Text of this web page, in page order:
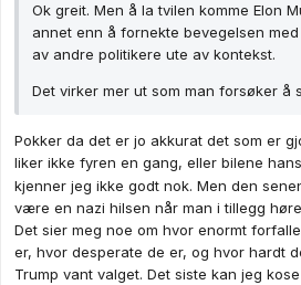
Ok greit. Men å la tvilen komme Elon
annet enn å fornekte bevegelsen
av andre politikere ute av kontekst.
Det virker mer ut som man forsøker å
Pokker da det er jo akkurat det som er
liker ikke fyren en gang, eller bilene hans
kjenner jeg ikke godt nok. Men den
være en nazi hilsen når man i tillegg
Det sier meg noe om hvor enormt
er, hvor desperate de er, og hvor hardt
Trump vant valget. Det siste kan jeg